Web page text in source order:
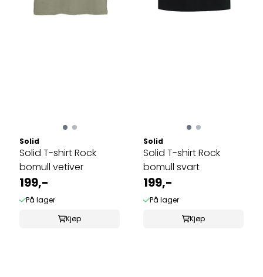
Solid
Solid T-shirt Rock
bomull vetiver
199,-
På lager
Kjøp
Solid
Solid T-shirt Rock
bomull svart
199,-
På lager
Kjøp